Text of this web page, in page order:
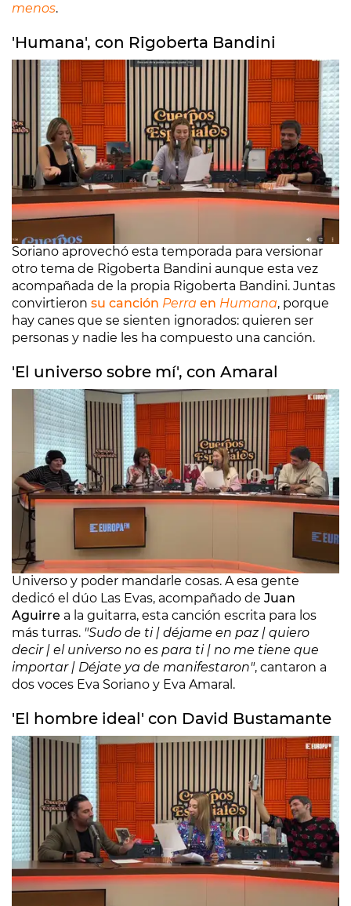
menos.
'Humana', con Rigoberta Bandini
Tras convertirsu canción Ay Ganaren
la primera temporada de
, Eva
Soriano aprovechó esta temporada para versionar
otro tema de Rigoberta Bandini aunque esta vez
acompañada de la propia Rigoberta Bandini. Juntas
convirtieron su canción Perra en Humana, porque
hay canes que se sienten ignorados: quieren ser
personas y nadie les ha compuesto una canción.
'El universo sobre mí', con Amaral
Amaral tiene una canción que se llama
El universo
sobre míy hay gente que quiere estar sobre el
Universo y poder mandarle cosas. A esa gente
dedicó el dúo Las Evas, acompañado de Juan
Aguirre a la guitarra, esta canción escrita para los
más turras. "Sudo de ti | déjame en paz | quiero
decir | el universo no es para ti | no me tiene que
importar | Déjate ya de manifestaron", cantaron a
dos voces Eva Soriano y Eva Amaral.
'El hombre ideal' con David Bustamante
Eva Soriano quiere triunfar como David Bustamante